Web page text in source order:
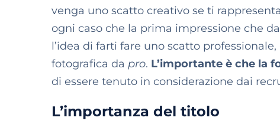
venga uno scatto creativo se ti
ogni caso che la prima impressione che
l’idea di farti fare uno scatto
fotografica da pro. L’importante è che la
di essere tenuto in considerazione dai
L’importanza del titolo